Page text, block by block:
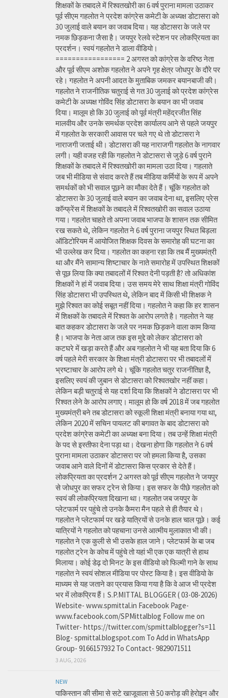
शिक्षकों के तबादले में रिश्वतखोरी का 6 वर्ष पुराना मामला उठाकर
पूर्व सीएम गहलोत ने प्रदेश कांग्रेस कमेटी के अध्यक्ष डोटासरा को
30 जुलाई वाले बयान का जवाब दिया। यह डोटासरा के जले पर
नमक छिड़कना जैसा है। जयपुर रेलवे स्टेशन पर लोकप्रियता का
प्रदर्शन। स्वयं गहलोत ने डाला वीडियो।
================= 2 अगस्त को कांग्रेस के वरिष्ठ नेता
और पूर्व सीएम अशोक गहलोत ने अपने गृह क्षेत्र जोधपुर के दौरे पर
रहे। गहलोत ने अपनी आदत के मुताबिक जमकर बयानबाजी की।
गहलोत ने राजनीतिक चतुराई से गत 30 जुलाई को प्रदेश कांग्रेस
कमेटी के अध्यक्ष गोविंद सिंह डोटासरा के बयान का भी जवाब
दिया। मालूम हो कि 30 जुलाई को पूर्व मंत्री महेंद्रजीत सिंह
मालवीय और उनके समर्थक प्रदेश कार्यालय आने से पहले जयपुर
में गहलोत के सरकारी आवास पर चले गए थे तो डोटासरा ने
नाराजगी जताई थी। डोटासरा की यह नाराजगी गहलोत के नागवार
लगी। यही वजह रही कि गहलोत ने डोटासरा से जुड़े 6 वर्ष पुराने
शिक्षकों के तबादले में रिश्वतखोरी का मामला उठा दिया। गहलाते
जब भी मीडिया से संवाद करते हैं तब मीडिया कर्मियों के रूप में अपने
समर्थकों को भी सवाल पूछने का मौका देते हैं। चूंकि गहलोत को
डोटासरा के 30 जुलाई वाले बयान का जवाब देना था, इसलिए प्रेस
कॉन्फ्रेंस में शिक्षकों के तबादले में रिश्वतखोरी का सवाल उठाया
गया। गहलोत चाहते तो अपना जवाब भाजपा के शासन तक सीमित
रख सकते थे, लेकिन गहलोत ने 6 वर्ष पुराना जयपुर स्थित बिड़ला
ऑडिटोरियम में आयोजित शिक्षक दिवस के समारोह की घटना का
भी उल्लेख कर दिया। गहलोत का कहना रहा कि तब मैं मुख्यमंत्री
था और मैंने सामान्य शिष्टाचार के नाते समारोह में उपस्थित शिक्षकों
से पूछ लिया कि क्या तबादलों में रिश्वत देनी पड़ती है? तो अधिकांश
शिक्षकों ने हां में जवाब दिया। उस समय मेरे साथ शिक्षा मंत्री गोविंद
सिंह डोटासरा भी उपस्थित थे, लेकिन बाद में किसी भी शिक्षक ने
मुझे रिश्वत का कोई सबूत नहीं दिया। गहलोत ने कहा कि हर शासन
में शिक्षकों के तबादले में रिश्वत के आरोप लगते है। गहलोत ने यह
बात कहकर डोटासरा के जले पर नमक छिड़कने वाला काम किया
है। भाजपा के नेता आज तक इस मुद्दे को लेकर डोटासरा को
कटघरे में खड़ा करते हैं और अब गहलोत ने भी यह बता दिया कि 6
वर्ष पहले मेरी सरकार के शिक्षा मंत्री डोटासरा पर भी तबादलों में
भ्रष्टाचार के आरोप लगे थे। चूंकि गहलोत चतुर राजनीतिज्ञ है,
इसलिए स्वयं की जुबान से डोटासरा को रिश्वतखोर नहीं कहा।
लेकिन बड़ी चतुराई से यह दर्शा दिया कि शिक्षकों ने डोटासरा पर भी
रिश्वत लेने के आरोप लगाए। मालूम हो कि वर्ष 2018 में जब गहलोत
मुख्यमंत्री बने तब डोटासरा को स्कूली शिक्षा मंत्री बनाया गया था,
लेकिन 2020 में सचिन पायलट की बगावत के बाद डोटासरा को
प्रदेश कांग्रेस कमेटी का अध्यक्ष बना दिया। तब उन्हें शिक्षा मंत्री
के पद से इस्तीफा देना पड़ा था। देखना होगा कि गहलोत ने 6 वर्ष
पुराना मामला उठाकर डोटासरा पर जो हमला किया है, उसका
जवाब आने वाले दिनों में डोटासरा किस प्रकार से देते हैं।
लोकप्रियता का प्रदर्शन 2 अगस्त को पूर्व सीएम गहलोत ने जयपुर
से जोधपुर का सफर ट्रेन से किया। इस सफर के पीछे गहलोत को
स्वयं की लोकप्रियता दिखाना था। गहलोत जब जयपुर के
प्लेटफार्म पर पहुंचे तो उनके कैमरा मैन पहले से ही तैयार थे।
गहलोत ने प्लेटफार्म पर खड़े यात्रियों से उनके हाल चाल पूछे। कई
यात्रियों ने गहलोत को पहचाना उनसे आत्मीय मुलाकात भी की।
गहलोत ने एक कुली से भी उसके हाल जाने। प्लेटफार्म के बा जब
गहलोत ट्रेन के कोच में पहुंचे तो यहां भी एक एक यात्री से हाथ
मिलाया। कोई डेढ़ दो मिनट के इस वीडियो को फिल्मी गाने के साथ
गहलोत ने स्वयं सोशल मीडिया पर पोस्ट किया है। इस वीडियो के
माध्यम से यह जताने का प्रयास किया गया है कि वे आज भी प्रदेश
भर में लोकप्रिय हैं। S.P.MITTAL BLOGGER ( 03-08-2026)
Website- www.spmittal.in Facebook Page-
www.facebook.com/SPMittalblog Follow me on
Twitter- https://twitter.com/spmittalblogger?s=11
Blog- spmittal.blogspot.com To Add in WhatsApp
Group- 9166157932 To Contact- 9829071511
3 AUG, 2026
NEW
पाकिस्तान की सीमा से सटे खाजूवाला से 50 करोड़ की हेरोइन और